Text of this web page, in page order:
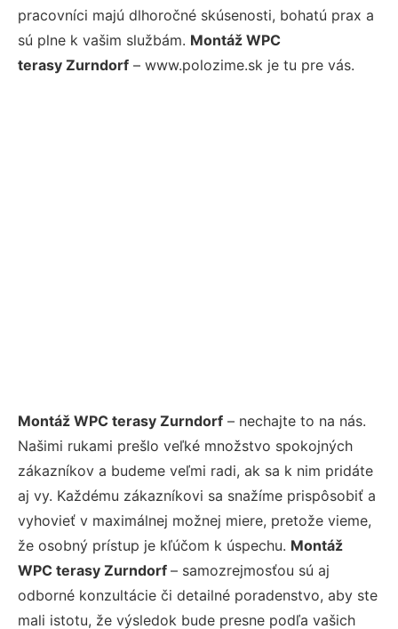
pracovníci majú dlhoročné skúsenosti, bohatú prax a
sú plne k vašim službám. Montáž WPC
terasy Zurndorf – www.polozime.sk je tu pre vás.
Montáž WPC terasy Zurndorf – nechajte to na nás.
Našimi rukami prešlo veľké množstvo spokojných
zákazníkov a budeme veľmi radi, ak sa k nim pridáte
aj vy. Každému zákazníkovi sa snažíme prispôsobiť a
vyhovieť v maximálnej možnej miere, pretože vieme,
že osobný prístup je kľúčom k úspechu. Montáž
WPC terasy Zurndorf – samozrejmosťou sú aj
odborné konzultácie či detailné poradenstvo, aby ste
mali istotu, že výsledok bude presne podľa vašich